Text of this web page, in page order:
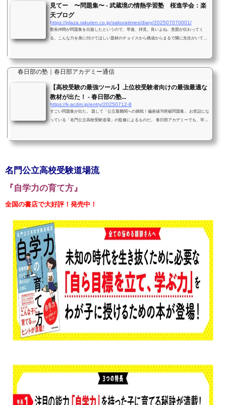
見てー 〜問題集〜 - 武蔵境の情熱学習塾 桜進学会：楽
天ブログ
https://plaza.rakuten.co.jp/sakuratimes/diary/202507070001/
塾長仲間が問題集を出版したというので、早速、拝見。良いよね。意図が伝わってく
る。こんな力を身に付けてほしい題材のチョイスから構成からまるで隣に先生がいて語
春日部の塾｜春日部アカデミー通信
【高校受験の最強ツール】上位校受験者向けの最強最適な
教材が出た！ - 春日部の塾...
https://k-acdm.jp/entry/20250712-8
すごい問題集が出た。 題して「公立最難関への挑戦！偏差値70突破問題集」 お世話にな
っている「名門公立高校受験道場」の監修によるものだ。 春日部アカデミーでも、学校
慣れをしておくことが大前提。 でも大丈夫。そのあたりは心配ご無用。 多くの子たちは
名門公立高校受験道場流
『自学力の育て方』
全国の書店で大好評！発売中！